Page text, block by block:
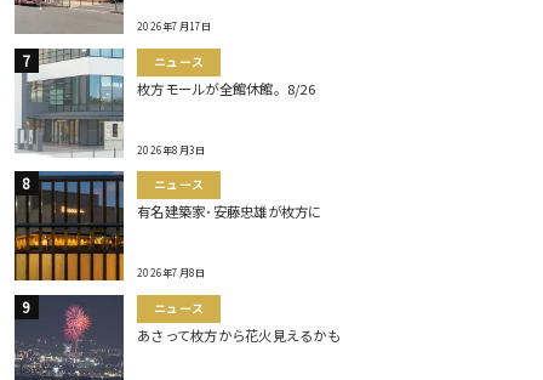
2026年7月17日
ニュース
枚方モールが全館休館。8/26
2026年8月3日
ニュース
有名建築家･安藤忠雄が枚方に
2026年7月8日
ニュース
あさって枚方から花火見えるかも